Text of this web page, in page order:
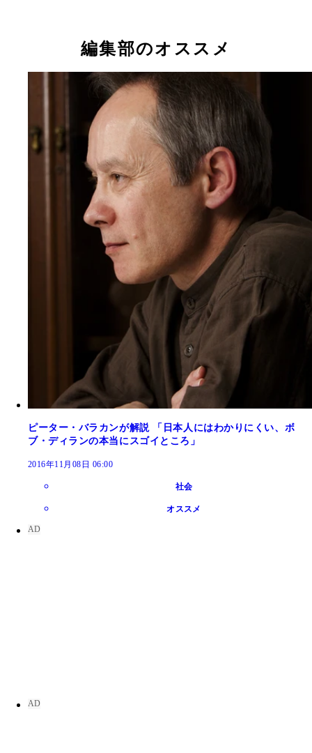
編集部のオススメ
ピーター・バラカンが解説 「日本人にはわかりにくい、ボ
ブ・ディランの本当にスゴイところ」
2016年11月08日 06:00
社会
オススメ